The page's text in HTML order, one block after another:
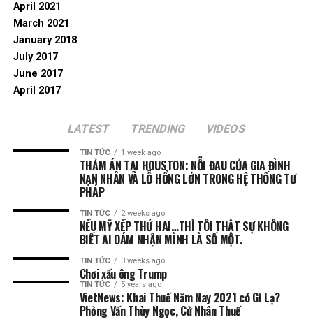
April 2021
March 2021
January 2018
July 2017
June 2017
April 2017
LATEST TRENDING VIDEOS
TIN TỨC 1 week ago
THẢM ÁN TẠI HOUSTON: NỖI ĐAU CỦA GIA ĐÌNH
NẠN NHÂN VÀ LỖ HỔNG LỚN TRONG HỆ THỐNG TƯ
PHÁP
TIN TỨC 2 weeks ago
NẾU MỸ XẾP THỨ HAI…THÌ TÔI THẬT SỰ KHÔNG
BIẾT AI DÁM NHẬN MÌNH LÀ SỐ MỘT.
TIN TỨC 3 weeks ago
Chơi xấu ông Trump
TIN TỨC 5 years ago
VietNews: Khai Thuế Năm Nay 2021 có Gì Lạ?
Phỏng Vấn Thùy Ngọc, Cử Nhân Thuế